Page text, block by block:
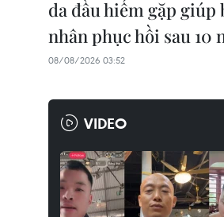
da đầu hiếm gặp giúp
nhân phục hồi sau 10
08/08/2026 03:52
VIDEO